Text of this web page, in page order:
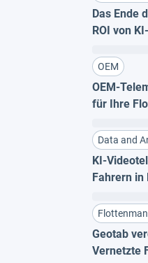
Das Ende
ROI von
OEM
OEM-
für Ihre
Data and
KI-
Fahrern in
Geotab
Vernetzte